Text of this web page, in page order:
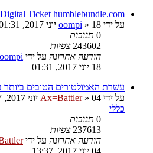
Ticket humblebundle.com
על ידי
oompi » 18 יוני 2017, 01:31
0 תגובות
243602 צפיות
הודעה אחרונה על ידי oompi
18 יוני 2017, 01:31
עשרת האמולטורים הטובים ביותר ב 2017 על פי
על ידי
Ax=Battler» 04 יוני 2017, 13:37
כללי
0 תגובות
237613 צפיות
הודעה אחרונה על ידי